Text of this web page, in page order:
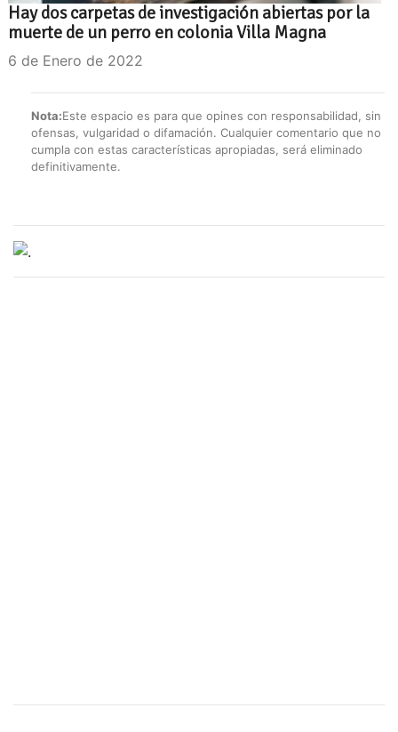
Hay dos carpetas de investigación abiertas por la
muerte de un perro en colonia Villa Magna
6 de Enero de 2022
Nota:Este espacio es para que opines con responsabilidad, sin
ofensas, vulgaridad o difamación. Cualquier comentario que no
cumpla con estas características apropiadas, será eliminado
definitivamente.